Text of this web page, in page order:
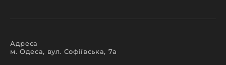
Адреса
м. Одеса, вул. Софіївська, 7а